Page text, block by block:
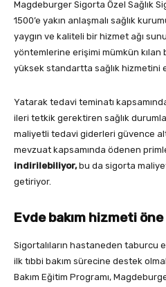
Magdeburger Sigorta Özel Sağlık
1500’e yakın anlaşmalı sağlık
yaygın ve kaliteli bir hizmet ağı
yöntemlerine erişimi mümkün kılan
yüksek standartta sağlık hizmetini
Yatarak tedavi teminatı
ileri tetkik gerektiren sağlık
maliyetli tedavi giderleri güvence
mevzuat kapsamında ödenen
indirilebiliyor,bu da sigorta
getiriyor.
Evde bakım hizmeti öne
Sigortalıların hastaneden taburcu
ilk tıbbi bakım sürecine destek
Bakım Eğitim Programı,